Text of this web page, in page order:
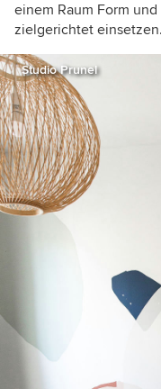
einem Raum Form
zielgerichtet einsetzen.
Studio Prunel